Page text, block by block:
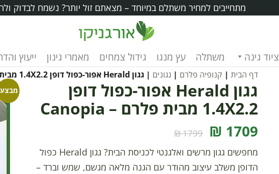
מתחייבים למחיר משתלם במיוחד – מצאתם זול יותר? נשמח לבדוק
ציוד גינה משתלה עץ מנגו גידול צמחים מאמרי גינון ייעוץ
דף הבית| קנופיה פלרם | גגונים | גגון Herald אפור-כפול דופן 1.4X2.2 מבית פלרם – Canopia
גגון Herald אפור-כפול דופן
1.4X2.2 מבית פלרם – Canopia
1709 ₪
1799 ₪
מחפשים גגון מרשים ואלגנטי לכניסת הבית? גגון Herald כפול
הדופן משלב עיצוב מהודר עם הגנה מלאה מגשם, שמש וברד –